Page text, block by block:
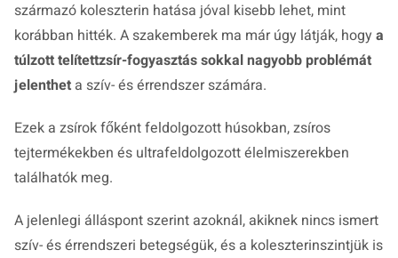
származó koleszterin hatása jóval kisebb lehet, mint
korábban hitték. A szakemberek ma már úgy látják, hogy a
túlzott telítettzsír-fogyasztás sokkal nagyobb problémát
jelenthet a szív- és érrendszer számára.
Ezek a zsírok főként feldolgozott húsokban, zsíros
tejtermékekben és ultrafeldolgozott élelmiszerekben
találhatók meg.
A jelenlegi álláspont szerint azoknál, akiknek nincs ismert
szív- és érrendszeri betegségük, és a koleszterinszintjük is